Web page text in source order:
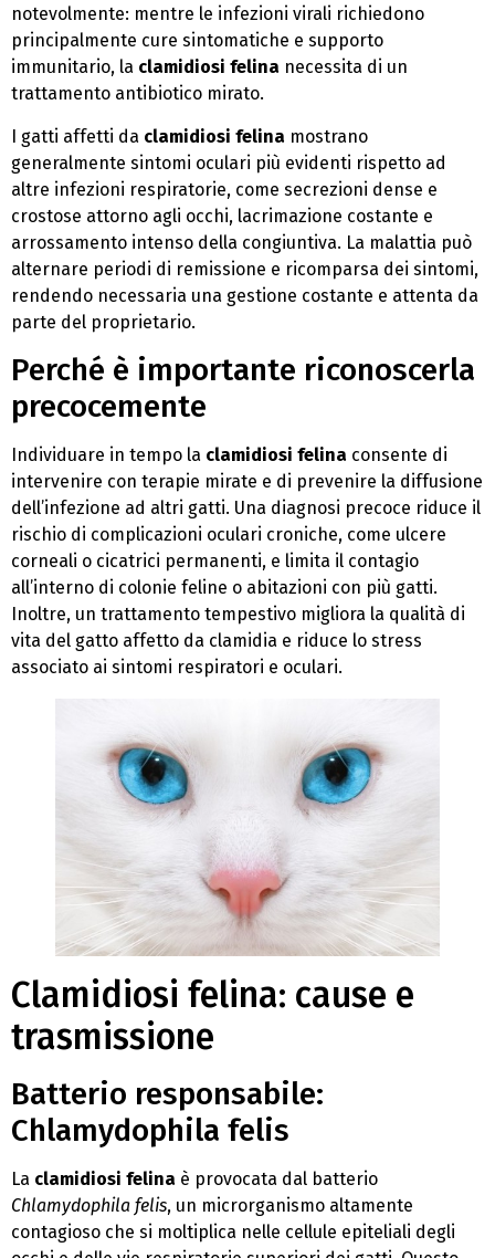
notevolmente: mentre le infezioni virali richiedono
principalmente cure sintomatiche e supporto
immunitario, la clamidiosi felina necessita di un
trattamento antibiotico mirato.
I gatti affetti da clamidiosi felina mostrano
generalmente sintomi oculari più evidenti rispetto ad
altre infezioni respiratorie, come secrezioni dense e
crostose attorno agli occhi, lacrimazione costante e
arrossamento intenso della congiuntiva. La malattia può
alternare periodi di remissione e ricomparsa dei sintomi,
rendendo necessaria una gestione costante e attenta da
parte del proprietario.
Perché è importante riconoscerla
precocemente
Individuare in tempo la clamidiosi felina consente di
intervenire con terapie mirate e di prevenire la diffusione
dell’infezione ad altri gatti. Una diagnosi precoce riduce il
rischio di complicazioni oculari croniche, come ulcere
corneali o cicatrici permanenti, e limita il contagio
all’interno di colonie feline o abitazioni con più gatti.
Inoltre, un trattamento tempestivo migliora la qualità di
vita del gatto affetto da clamidia e riduce lo stress
associato ai sintomi respiratori e oculari.
Clamidiosi felina: cause e
trasmissione
Batterio responsabile:
Chlamydophila felis
La clamidiosi felina è provocata dal batterio
Chlamydophila felis, un microrganismo altamente
contagioso che si moltiplica nelle cellule epiteliali degli